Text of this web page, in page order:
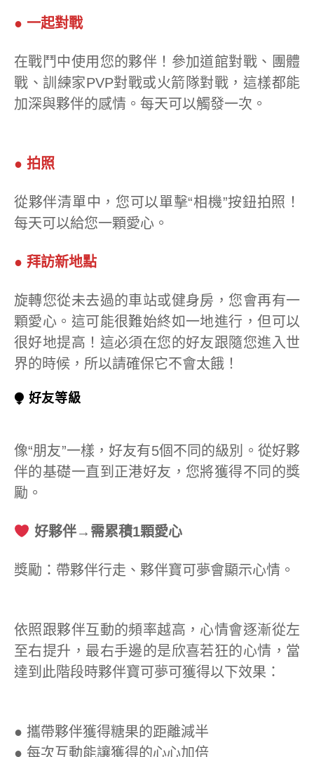
● 一起對戰
在戰鬥中使用您的夥伴！參加道館對戰、團體
戰、訓練家PVP對戰或火箭隊對戰，這樣都能
加深與夥伴的感情。每天可以觸發一次。
● 拍照
從夥伴清單中，您可以單擊“相機”按鈕拍照！
每天可以給您一顆愛心。
● 拜訪新地點
旋轉您從未去過的車站或健身房，您會再有一
顆愛心。這可能很難始終如一地進行，但可以
很好地提高！這必須在您的好友跟隨您進入世
界的時候，所以請確保它不會太餓！
⧭ 好友等級
像“朋友”一樣，好友有5個不同的級別。從好夥
伴的基礎一直到正港好友，您將獲得不同的獎
勵。
好夥伴→需累積1顆愛心
獎勵：帶夥伴行走、夥伴寶可夢會顯示心情。
依照跟夥伴互動的頻率越高，心情會逐漸從左
至右提升，最右手邊的是欣喜若狂的心情，當
達到此階段時夥伴寶可夢可獲得以下效果：
● 攜帶夥伴獲得糖果的距離減半
● 每次互動能讓獲得的心心加倍